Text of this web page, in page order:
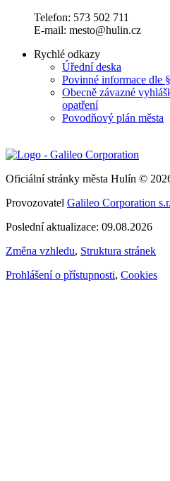
Telefon: 573 502 711
E-mail: mesto@hulin.cz
Rychlé odkazy
Úřední deska
Povinné informace dle
Obecně závazné
opatření
Povodňový plán města
Oficiální stránky města Hulín ©
Provozovatel Galileo Corporation
Poslední aktualizace: 09.08.2026
Změna vzhledu, Struktura stránek
Prohlášení o přístupnosti, Cookies